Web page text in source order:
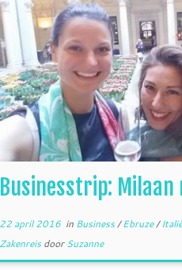
Businesstrip: Milaan
22 april 2016in Business/Ebruze/
ZakenreisdoorSuzanne